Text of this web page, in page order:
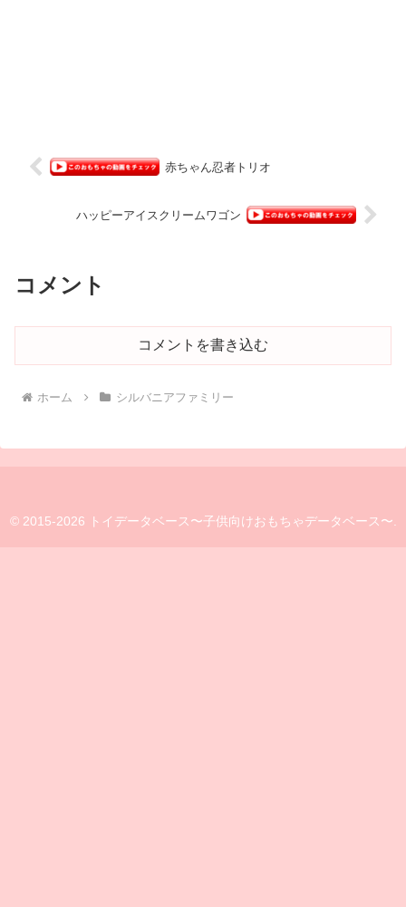
赤ちゃん忍者トリオ
ハッピーアイスクリームワゴン
コメント
コメントを書き込む
ホーム シルバニアファミリー
© 2015-2026 トイデータベース〜子供向けおもちゃデータベース〜.